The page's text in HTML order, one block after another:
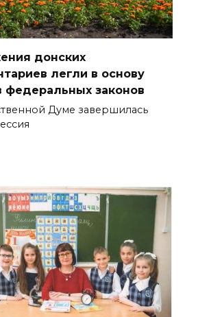
донских
легли в основу
федеральных законов
Думе завершилась